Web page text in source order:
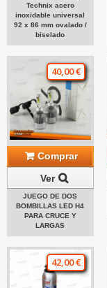
Technix acero
inoxidable universal
92 x 86 mm ovalado /
biselado
40,00 €
Comprar
Ver
JUEGO DE DOS
BOMBILLAS LED H4
PARA CRUCE Y
LARGAS
42,00 €